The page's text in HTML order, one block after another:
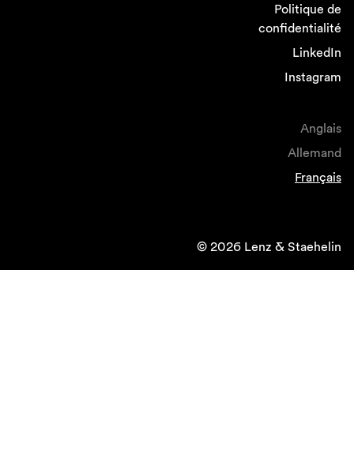
Politique de
confidentialité
LinkedIn
Instagram
Anglais
Allemand
Français
© 2026 Lenz & Staehelin